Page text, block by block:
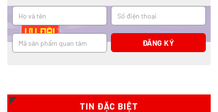
TIN ĐẶC BIỆT
Xe tải SRM T20a thùng kín
Giá: Liên hệ